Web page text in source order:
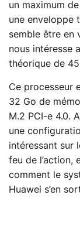
un maximum
une enveloppe
semble être en
nous intéresse
théorique de 45
Ce processeur
32 Go de
M.2 PCI-e 4.0.
une
intéressant sur
feu de l’action,
comment le
Huawei s’en